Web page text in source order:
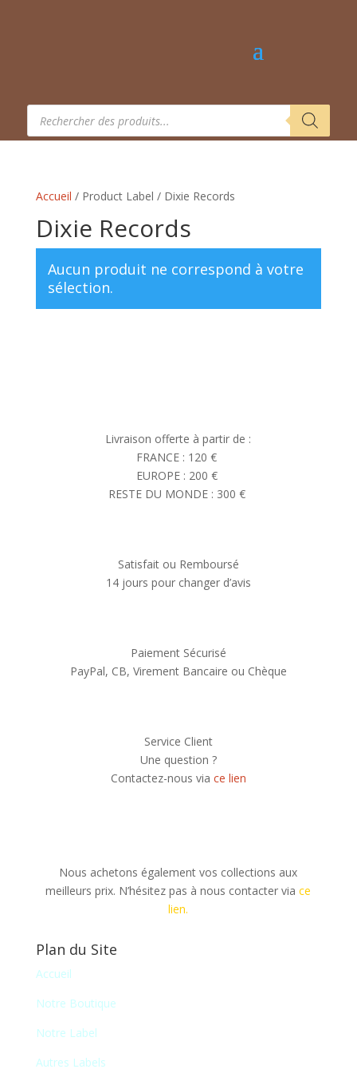
Recherche
produits
Accueil / Product Label / Dixie Records
Dixie Records
Aucun produit ne correspond à votre
sélection.
Livraison offerte à partir de :
FRANCE : 120 €
EUROPE : 200 €
RESTE DU MONDE : 300 €
Satisfait ou Remboursé
14 jours pour changer d’avis
Paiement Sécurisé
PayPal, CB, Virement Bancaire ou Chèque
Service Client
Une question ?
Contactez-nous via ce lien
Nous achetons également vos collections aux
meilleurs prix. N’hésitez pas à nous contacter viace
lien.
Plan du Site
Accueil
Notre Boutique
Notre Label
Autres Labels